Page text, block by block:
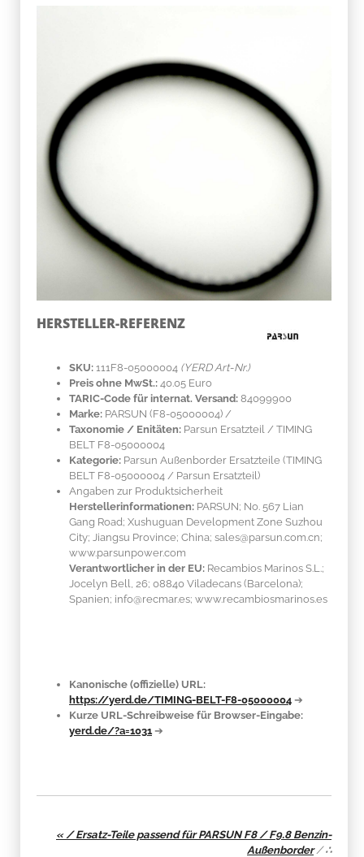
HERSTELLER-REFERENZ
SKU: 111F8-05000004 (YERD Art-Nr.)
Preis ohne MwSt.: 40.05 Euro
TARIC-Code für internat. Versand: 84099900
Marke: PARSUN (F8-05000004) /
Taxonomie / Enitäten: Parsun Ersatzteil / TIMING
BELT F8-05000004
Kategorie: Parsun Außenborder Ersatzteile (TIMING
BELT F8-05000004 / Parsun Ersatzteil)
Angaben zur Produktsicherheit
Herstellerinformationen: PARSUN; No. 567 Lian
Gang Road; Xushuguan Development Zone Suzhou
City; Jiangsu Province; China; sales@parsun.com.cn;
www.parsunpower.com
Verantwortlicher in der EU: Recambios Marinos S.L.;
Jocelyn Bell, 26; 08840 Viladecans (Barcelona);
Spanien; info@recmar.es; www.recambiosmarinos.es
Kanonische (offizielle) URL:
https://yerd.de/TIMING-BELT-F8-05000004 ➔
Kurze URL-Schreibweise für Browser-Eingabe:
yerd.de/?a=1031 ➔
« / Ersatz-Teile passend für PARSUN F8 / F9.8 Benzin-
Außenborder/∴